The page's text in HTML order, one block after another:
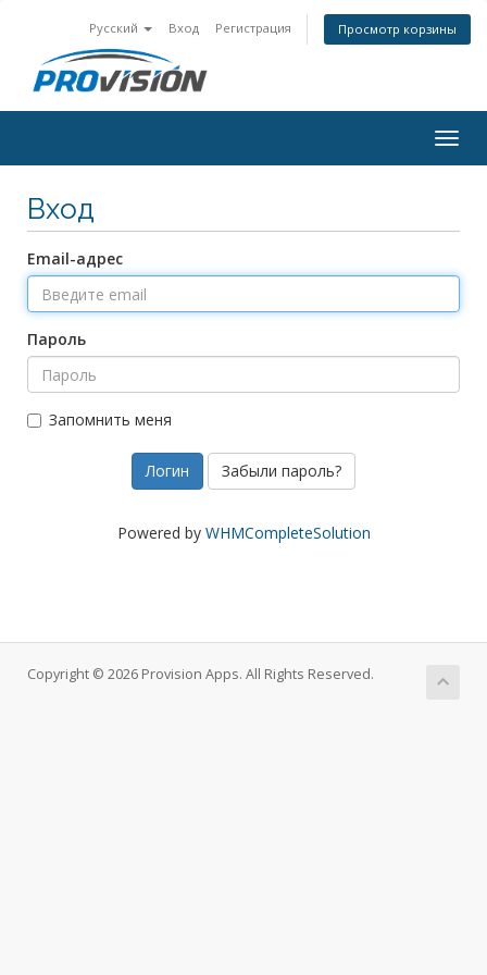
Русский Вход Регистрация Просмотр корзины
Вход
Email-адрес
Пароль
Запомнить меня
Забыли пароль?
Powered by WHMCompleteSolution
Copyright © 2026 Provision Apps. All Rights Reserved.